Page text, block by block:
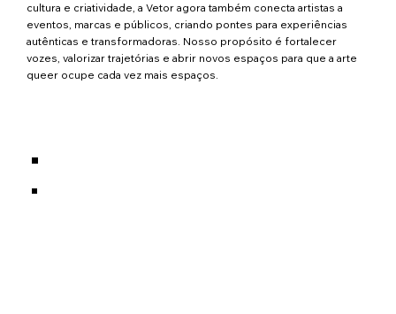
cultura e criatividade, a Vetor agora também conecta artistas a
eventos, marcas e públicos, criando pontes para experiências
autênticas e transformadoras. Nosso propósito é fortalecer
vozes, valorizar trajetórias e abrir novos espaços para que a arte
queer ocupe cada vez mais espaços.